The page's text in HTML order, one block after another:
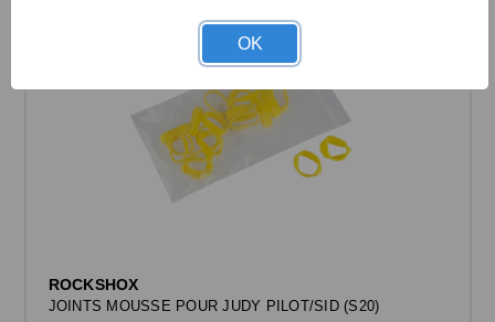
ROCKSHOX
JOINTS MOUSSE POUR JUDY PILOT/SID (S20)
OK